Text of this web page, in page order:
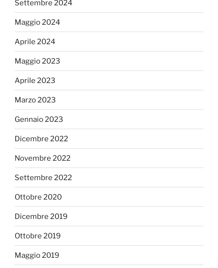
Settembre 2024
Maggio 2024
Aprile 2024
Maggio 2023
Aprile 2023
Marzo 2023
Gennaio 2023
Dicembre 2022
Novembre 2022
Settembre 2022
Ottobre 2020
Dicembre 2019
Ottobre 2019
Maggio 2019